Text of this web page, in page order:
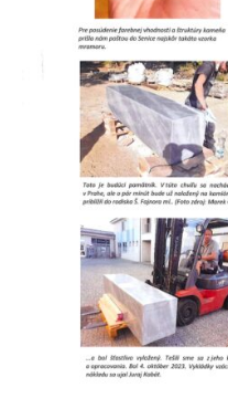
Pískovec
Solitéry
Kamenné bloky
Výrobky z kamene na
BERA GRAVEL FIX
Creative Floor
Terazzo
Doplňkový sortiment
DLAŽEBNÍ KOSTKY
KAMENNÉ DLAŽBY,
MLATOVÉ POVRCHY
ZAKÁZKY NA MÍRU